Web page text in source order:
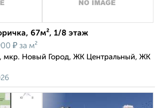
67м², 1/8 этаж
₽ за м²
мкр. Новый Город, ЖК Центральный, ЖК